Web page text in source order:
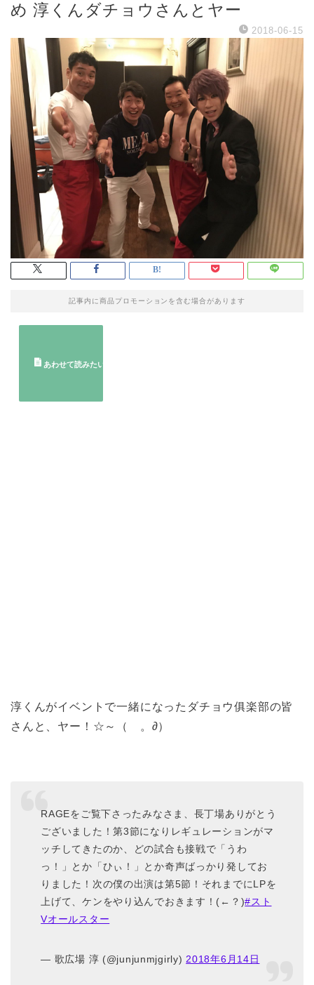
め 淳くんダチョウさんとヤー
2018-06-15
記事内に商品プロモーションを含む場合があります
淳くんがイベントで一緒になったダチョウ俱楽部の皆
さんと、ヤー！☆～（ゝ。∂）
RAGEをご覧下さったみなさま、長丁場ありがとう
ございました！第3節になりレギュレーションがマ
ッチしてきたのか、どの試合も接戦で「うわ
っ！」とか「ひぃ！」とか奇声ばっかり発してお
りました！次の僕の出演は第5節！それまでにLPを
上げて、ケンをやり込んでおきます！(←？)#スト
Vオールスター
— 歌広場 淳 (@junjunmjgirly) 2018年6月14日